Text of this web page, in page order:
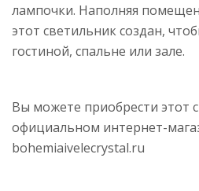
лампочки. Наполняя
этот светильник создан,
гостиной, спальне или зале.
Вы можете приобрести этот
официальном интернет-
bohemiaivelecrystal.ru